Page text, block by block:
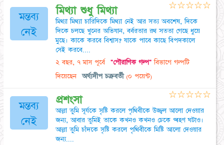
মন্তব্য
নেই
মিথ্যা শুধু মিথ্যা
মিথ্যা মিথ্যা চারিদিকে মিথ্যা নেই আর সত্য অবশেষ, দিকে
দিকে চলছে খুনের অভিযান, বর্বরতার রথ সততা গেছে ধুয়ে
মুছে। কাকে করবে বিশ্বাস? যাকে পাবে কাছে বিপদকালে
সেই করবে....
২ বছর, ৭ মাস পূর্বে "পৌরাণিক গল্প"বিভাগে গল্পটি
দিয়েছেন
অর্ঘ্যদীপ চক্রবর্তী (০ পয়েন্ট)
☆☆☆☆☆
মন্তব্য
নেই
প্রশংসা
আল্লা তুমি সূর্যকে সৃষ্টি করলে পৃথিবীকে উজ্জ্বল আলো দেওয়ার
জন্য, আবার তুমিই তাকে কখনও কখনও ঢেকে গ্ৰহণ ঘটাও।
আল্লা তুমি চাঁদকে সৃষ্টি করলে পৃথিবীকে মিষ্টি আলো দেওয়ার
জন্য....
☆☆☆☆☆